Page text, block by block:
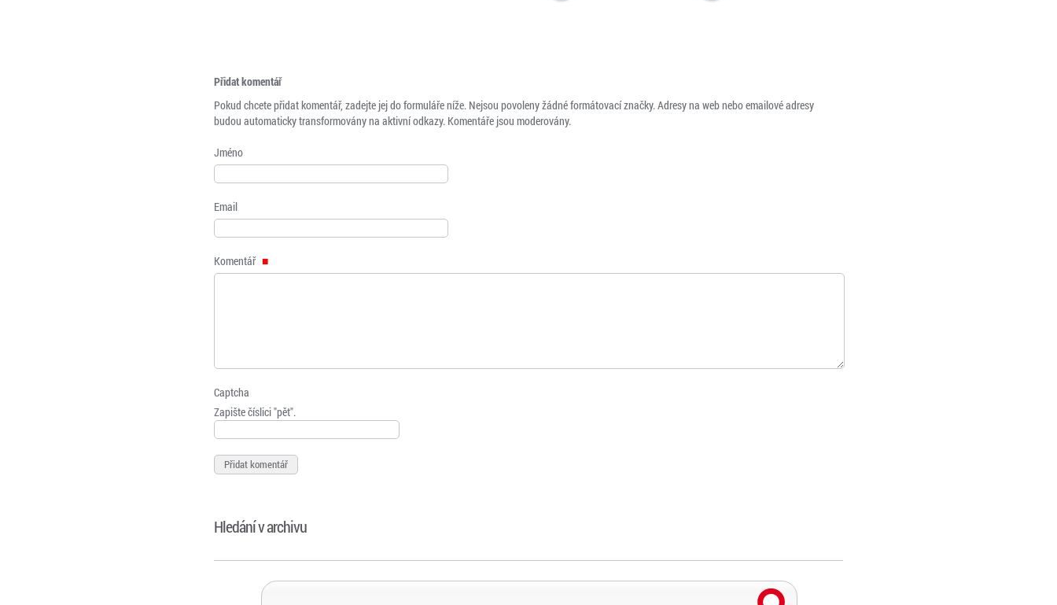
Přidat komentář
Pokud chcete přidat komentář, zadejte jej do formuláře níže. Nejsou povoleny žádné formátovací značky. Adresy na web nebo emailové adresy
budou automaticky transformovány na aktivní odkazy. Komentáře jsou moderovány.
Jméno
Email
Komentář
Captcha
Zapište číslici "pět".
Hledání v archivu